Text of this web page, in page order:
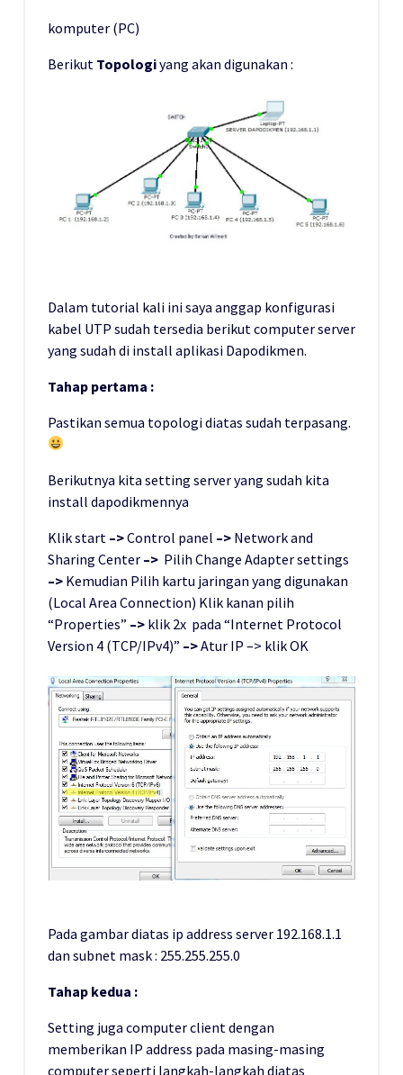
komputer (PC)
Berikut Topologiyang akan digunakan :
Dalam tutorial kali ini saya anggap konfigurasi
kabel UTP sudah tersedia berikut computer server
yang sudah di install aplikasi Dapodikmen.
Tahap pertama :
Pastikan semua topologi diatas sudah terpasang.
Berikutnya kita setting server yang sudah kita
install dapodikmennya
Klik start –>Control panel –> Network and
Sharing Center –> Pilih Change Adapter settings
–> Kemudian Pilih kartu jaringan yang digunakan
(Local Area Connection) Klik kanan pilih
“Properties” –> klik 2x pada “Internet Protocol
Version 4 (TCP/IPv4)” –>Atur IP –> klik OK
Pada gambar diatas ip address server 192.168.1.1
dan subnet mask : 255.255.255.0
Tahap kedua :
Setting juga computer client dengan
memberikan IP address pada masing-masing
computer seperti langkah-langkah diatas